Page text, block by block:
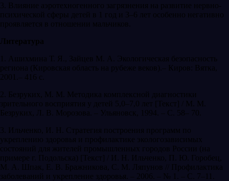
3. Влияние аэротехногенного загрязнения на развитие нервно-
психической сферы детей в 1 год и 3–6 лет особенно негативно
проявляется в отношении мальчиков.
Литература
1. Ашихмина Т. Я., Зайцев М. А. Экологическая безопасность
региона (Кировская область на рубеже веков).– Киров: Вятка,
2001.– 416 с.
2. Безруких, М. М. Методика комплексной диагностики
зрительного восприятия у детей 5,0–7,0 лет [Текст] / М. М.
Безруких, Л. В. Морозова. – Ульяновск, 1994. – С. 58– 70.
3. Ильченко, И. Н. Стратегия построения программ по
укреплению здоровья и профилактике экологозависимых
состояний для жителей промышленных городов России (на
примере г. Подольска) [Текст] / И. Н. Ильченко, П. Ю. Горобец,
М. А. Шпак, Е. В. Бражникова, С. М. Ляпунов // Профилактика
заболеваний и укрепление здоровья. – 2006. – № 1. – С. 7–11.